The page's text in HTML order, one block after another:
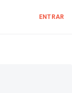
ENTRAR